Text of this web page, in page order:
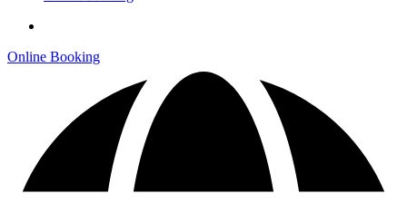
Online Booking